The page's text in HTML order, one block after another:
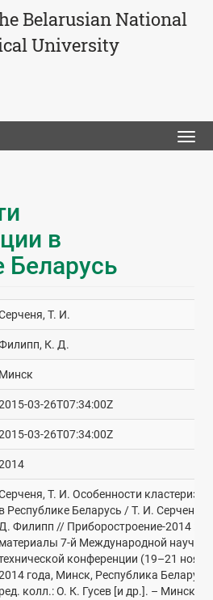
Belarusian National
University
в
Беларусь
Т. И.
К. Д.
Минск
03-26T07:34:00Z
03-26T07:34:00Z
Т. И. Особенности
в Республике Беларусь / Т. И. Серченя,
Д. Филипп // Приборостроение-2014 :
материалы 7-й Международной научно-
конференции (19–21
года, Минск, Республика
ред. колл.: О. К. Гусев [и др.]. – Минск :